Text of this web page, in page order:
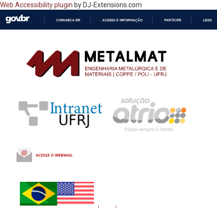
Web Accessibility plugin by DJ-Extensions.com
CONTEÚDO
COMUNICA BR ACESSO À INFORMAÇÃO PARTICIPE